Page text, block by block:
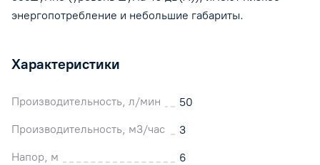
энергопотребление и небольшие габариты.
Характеристики
Производительность, л/мин
50
Производительность, м3/час
3
Напор, м
6